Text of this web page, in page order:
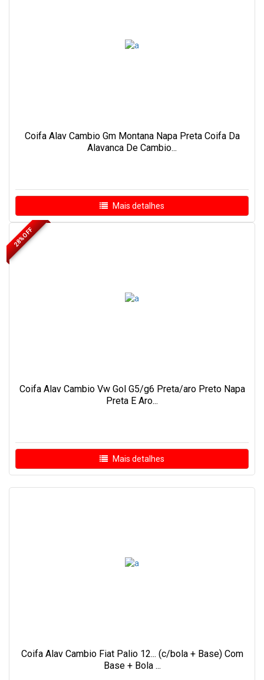
Coifa Alav Cambio Gm Montana Napa Preta Coifa Da
Alavanca De Cambio...
Mais detalhes
28% OFF
Coifa Alav Cambio Vw Gol G5/g6 Preta/aro Preto Napa
Preta E Aro...
Mais detalhes
Coifa Alav Cambio Fiat Palio 12... (c/bola + Base) Com
Base + Bola ...